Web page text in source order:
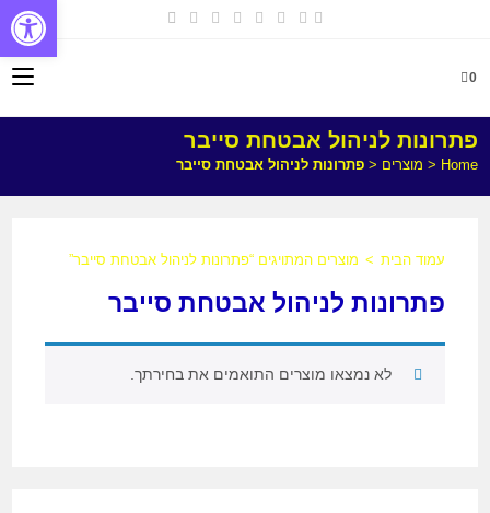
0
פתרונות לניהול אבטחת סייבר
Home
< מוצרים <פתרונות לניהול אבטחת סייבר
עמוד הבית > מוצרים המתויגים “פתרונות לניהול אבטחת סייבר”
פתרונות לניהול אבטחת סייבר
לא נמצאו מוצרים התואמים את בחירתך.